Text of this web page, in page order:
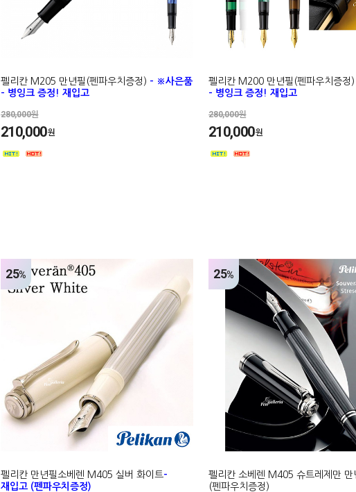
펠리칸 M205 만년필(펜파우치증정) - ※사은품
- 병잉크 증정! 재입고
280,000원
210,000원
펠리칸 M200 만년필(펜파우치증정
- 병잉크 증정! 재입고
280,000원
210,000원
25%
펠리칸 만년필소베렌 M405 실버 화이트-
재입고 (펜파우치증정)
25%
펠리칸 소베렌 M405 슈트레제만 만
(펜파우치증정)